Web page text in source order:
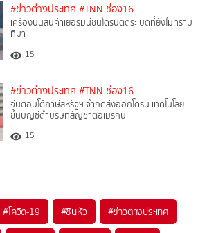
#ข่าวต่างประเทศ #TNN ช่อง16
เครื่องบินสินค้าเยอรมนีชนโดรนติดระเบิดที่ยังไม่ทราบ
ที่มา
15
#ข่าวต่างประเทศ #TNN ช่อง16
จีนตอบโต้ภาษีสหรัฐฯ จำกัดส่งออกโดรน เทคโนโลยี
ขึ้นบัญชีดำบริษัทสัญชาติอเมริกัน
15
#โควิด-19 #ซินหัว #ข่าวต่างประเทศ